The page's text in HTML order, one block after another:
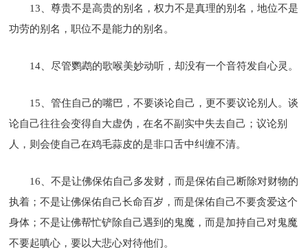
13、尊贵不是高贵的别名，权力不是真理的别名，地位不是
功劳的别名，职位不是能力的别名。
14、尽管鹦鹉的歌喉美妙动听，却没有一个音符发自心灵。
15、管住自己的嘴巴，不要谈论自己，更不要议论别人。谈
论自己往往会变得自大虚伪，在名不副实中失去自己；议论别
人，则会使自己在鸡毛蒜皮的是非口舌中纠缠不清。
16、不是让佛保佑自己多发财，而是保佑自己断除对财物的
执着；不是让佛保佑自己长命百岁，而是保佑自己不要贪爱这个
身体；不是让佛帮忙铲除自己遇到的鬼魔，而是加持自己对鬼魔
不要起嗔心，要以大悲心对待他们。